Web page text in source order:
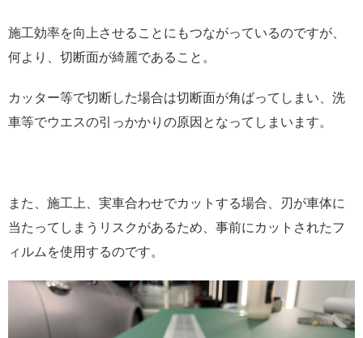
施工効率を向上させることにもつながっているのですが、
何より、切断面が綺麗であること。
カッター等で切断した場合は切断面が角ばってしまい、洗
車等でウエスの引っかかりの原因となってしまいます。
また、施工上、実車合わせでカットする場合、刃が車体に
当たってしまうリスクがあるため、事前にカットされたフ
ィルムを使用するのです。